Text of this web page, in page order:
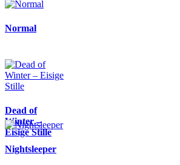
Normal
Dead of
Winter –
Eisige Stille
Nightsleeper